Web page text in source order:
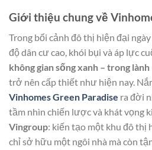
Giới thiệu chung về
Trong bối cảnh đô thị hiện đại
độ dân cư cao, khói bụi và áp lực
không gian sống xanh – trong
trở nên cấp thiết như hiện nay.
Vinhomes Green Paradise ra đời
tầm nhìn chiến lược và khát vọng
Vingroup: kiến tạo một khu đô thị
chỉ sở hữu một ngôi nhà mà còn